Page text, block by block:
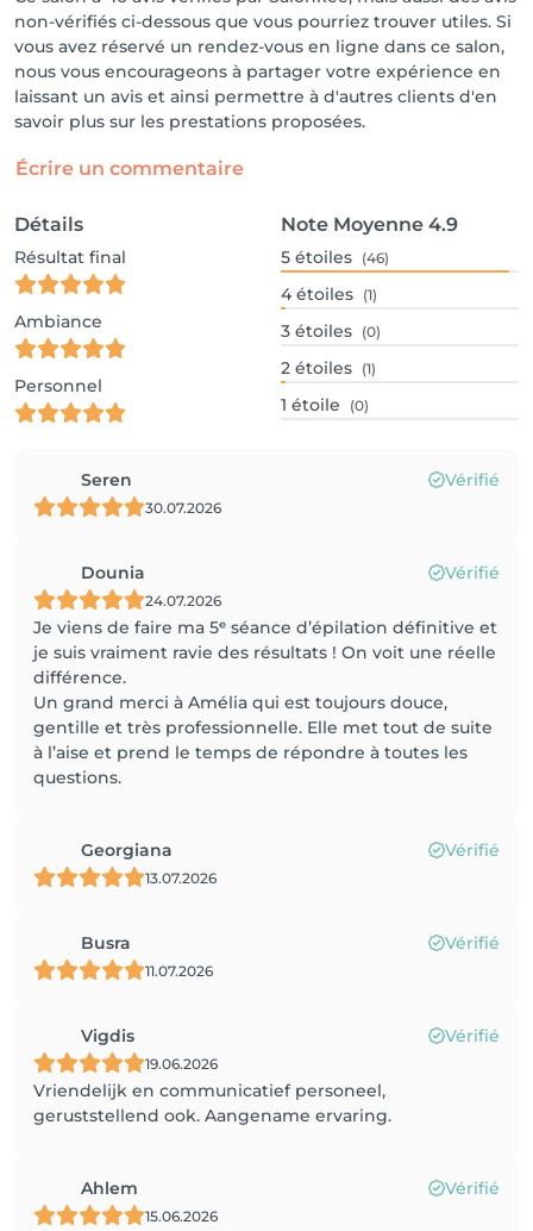
non-vérifiés ci-dessous que vous pourriez trouver utiles. Si
vous avez réservé un rendez-vous en ligne dans ce salon,
nous vous encourageons à partager votre expérience en
laissant un avis et ainsi permettre à d'autres clients d'en
savoir plus sur les prestations proposées.
Écrire un commentaire
Détails
Résultat final
Ambiance
Personnel
Note Moyenne 4.9
5 étoiles (46)
4 étoiles (1)
3 étoiles (0)
2 étoiles (1)
1 étoile (0)
Seren Vérifié
30.07.2026
Dounia Vérifié
24.07.2026
Je viens de faire ma 5ᵉ séance d’épilation définitive et
je suis vraiment ravie des résultats ! On voit une réelle
différence.
Un grand merci à Amélia qui est toujours douce,
gentille et très professionnelle. Elle met tout de suite
à l’aise et prend le temps de répondre à toutes les
questions.
Georgiana Vérifié
13.07.2026
Busra Vérifié
11.07.2026
Vigdis Vérifié
19.06.2026
Vriendelijk en communicatief personeel,
geruststellend ook. Aangename ervaring.
Ahlem Vérifié
15.06.2026